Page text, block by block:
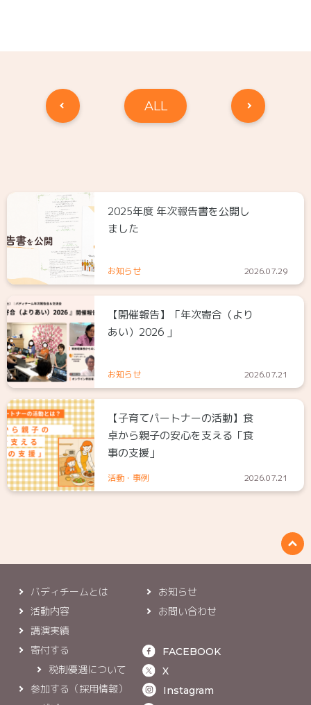
ALL
2025年度 年次報告書を公開し
ました
お知らせ 2026.07.29
【開催報告】「年次寄合（より
あい）2026 」
お知らせ 2026.07.21
【子育てパートナーの活動】食
卓から親子の安心を支える「食
事の支援」
活動・事例 2026.07.21
バディチームとは
活動内容
講演実績
寄付する
税制優遇について
参加する（採用情報）
お知らせ
お問い合わせ
FACEBOOK
X
Instagram